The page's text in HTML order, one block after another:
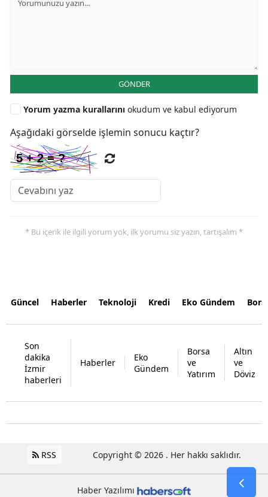
GÖNDER
Yorum yazma kurallarını okudum ve kabul ediyorum
Aşağıdaki görselde işlemin sonucu kaçtır?
* Bu içerik ile ilgili yorum yok, ilk yorumu siz yazın, tartışalım *
Güncel Haberler Teknoloji Kredi Eko Gündem
Son
dakika
İzmir
haberleri
Haberler
Eko
Gündem
Borsa
ve
Yatırım
Altın
ve
Döviz
RSS Copyright © 2026 . Her hakkı saklıdır.
Haber Yazılımı